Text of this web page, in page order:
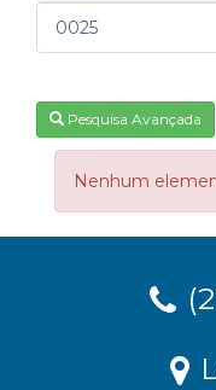
0025
Pesquisa Avançada
Nenhum